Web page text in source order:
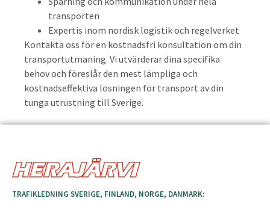
transporten
Expertis inom nordisk logistik och regelverket
Kontakta oss för en kostnadsfri konsultation om din
transportutmaning. Vi utvärderar dina specifika
behov och föreslår den mest lämpliga och
kostnadseffektiva lösningen för transport av din
tunga utrustning till Sverige.
TRAFIKLEDNING SVERIGE, FINLAND, NORGE, DANMARK: